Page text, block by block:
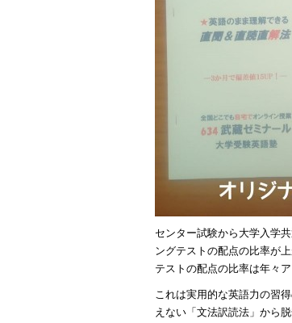
センター試験から大学入学
ングテストの配点の比率が
テストの配点の比率は年々ア
これは実用的な英語力の習
えない「文法訳読法」から